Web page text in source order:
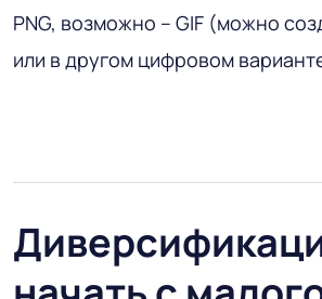
PNG, возможно – GIF (можно
или в другом цифровом